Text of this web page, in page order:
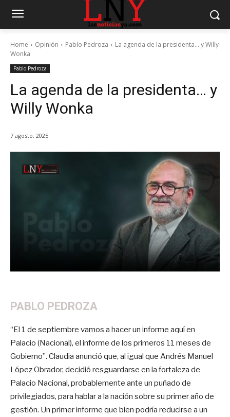
Home Opinión Pablo Pedroza
La agenda de la presidenta... y Willy
Wonka
Pablo Pedroza
La agenda de la presidenta… y
Willy Wonka
7 agosto, 2025
PABLO PEDROZA
“El 1 de septiembre vamos a hacer un informe aquí en
Palacio (Nacional), el informe de los primeros 11 meses de
Gobierno”. Claudia anunció que, al igual que Andrés Manuel
López Obrador, decidió resguardarse en la fortaleza de
Palacio Nacional, probablemente ante un puñado de
privilegiados, para hablar a la nación sobre su primer año de
gestión. Un primer informe que bien podría reducirse a un